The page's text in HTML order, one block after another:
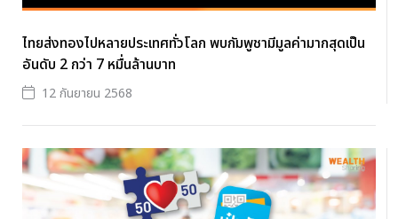
ไทยส่งทองไปหลายประเทศทั่วโลก พบกัมพูชามีมูลค่ามากสุดเป็น
อันดับ 2 กว่า 7 หมื่นล้านบาท
12 กันยายน 2568